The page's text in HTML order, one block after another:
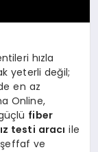
hızla
yeterli değil;
en az
Online,
fiber
testi aracı ile
şeffaf ve